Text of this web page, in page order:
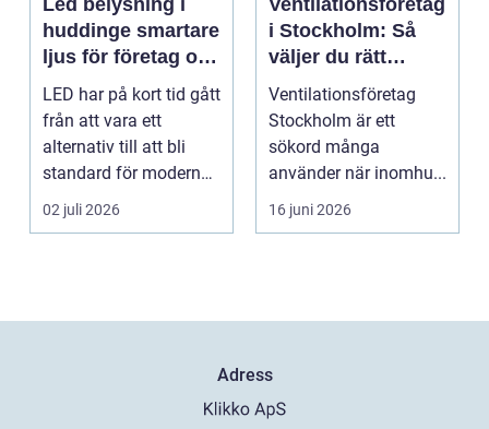
Led belysning i
huddinge smartare
ljus för företag och
fastigheter
LED har på kort tid gått
från att vara ett
alternativ till att bli
standard för modern
belysning. Fö...
02 juli 2026
Ventilationsföretag
i Stockholm: Så
väljer du rätt
partner för frisk
luft inomhus
Ventilationsföretag
Stockholm är ett
sökord många
använder när inomhu...
16 juni 2026
Adress